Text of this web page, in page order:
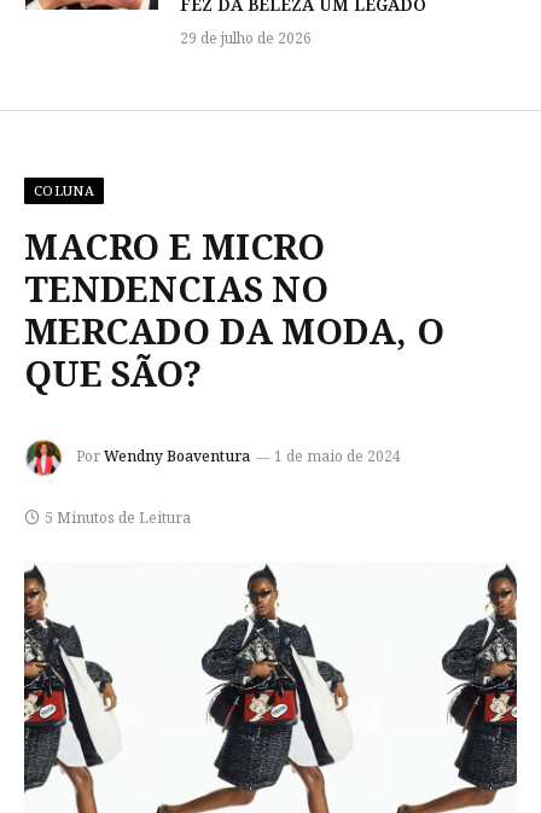
29 de julho de 2026
COLUNA
MACRO E MICRO
TENDENCIAS NO
MERCADO DA MODA, O
QUE SÃO?
PorWendny Boaventura 1 de maio de 2024
5 Minutos de Leitura